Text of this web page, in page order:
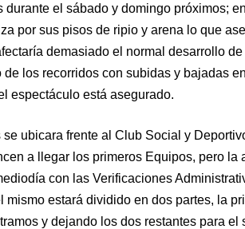
durante el sábado y domingo próximos;
por sus pisos de ripio y arena lo que
demasiado el normal desarrollo
los recorridos con subidas y bajadas
espectáculo está asegurado.
ubicara frente al Club Social y
a llegar los primeros Equipos, pero
con las Verificaciones
mismo estará dividido en dos partes, la
y dejando los dos restantes para